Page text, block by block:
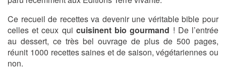
Ce recueil de recettes va devenir une véritable bible pour
celles et ceux qui cuisinent bio gourmand ! De l’entrée
au dessert, ce très bel ouvrage de plus de 500 pages,
réunit 1000 recettes saines et de saison, végétariennes ou
non.